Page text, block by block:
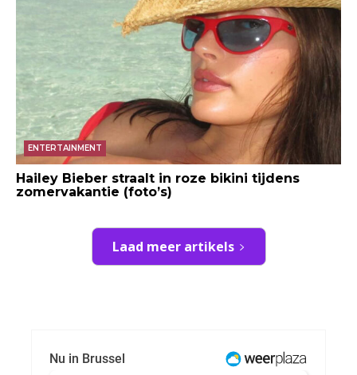
ENTERTAINMENT
Hailey Bieber straalt in roze bikini tijdens
zomervakantie (foto’s)
Laad meer artikels